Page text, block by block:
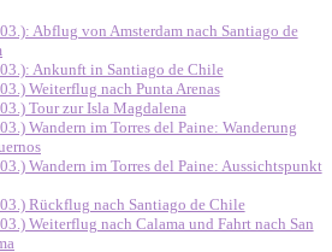
Abflug von Amsterdam nach Santiago de
Ankunft in Santiago de Chile
Weiterflug nach Punta Arenas
Tour zur Isla Magdalena
Wandern im Torres del Paine: Wanderung
Wandern im Torres del Paine: Aussichtspunkt
Rückflug nach Santiago de Chile
Weiterflug nach Calama und Fahrt nach San